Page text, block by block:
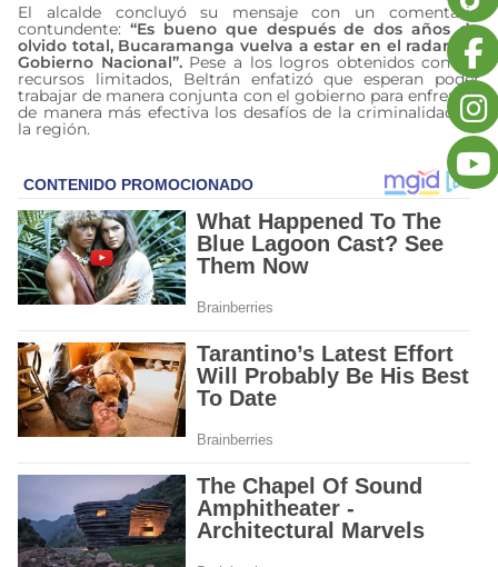
El alcalde concluyó su mensaje con un comentario
contundente:“Es bueno que después de dos años de
olvido total, Bucaramanga vuelva a estar en el radar del
Gobierno Nacional”.Pese a los logros obtenidos con los
recursos limitados, Beltrán enfatizó que esperan poder
trabajar de manera conjunta con el gobierno para enfrentar
de manera más efectiva los desafíos de la criminalidad en
la región.